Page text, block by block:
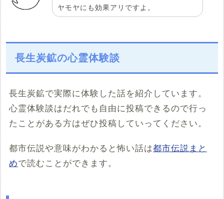
ヤモヤにも効果アリですよ。
長生炭鉱の心霊体験談
長生炭鉱で実際に体験した話を紹介しています。
心霊体験談はだれでも自由に投稿できるので行っ
たことがある方はぜひ投稿していってください。
都市伝説や意味がわかると怖い話は都市伝説まと
めで読むことができます。